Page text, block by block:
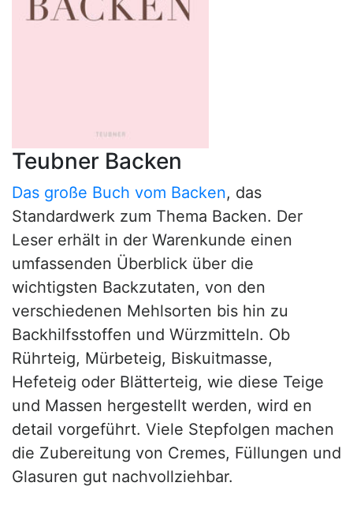
Teubner Backen
Das große Buch vom Backen, das
Standardwerk zum Thema Backen. Der
Leser erhält in der Warenkunde einen
umfassenden Überblick über die
wichtigsten Backzutaten, von den
verschiedenen Mehlsorten bis hin zu
Backhilfsstoffen und Würzmitteln. Ob
Rührteig, Mürbeteig, Biskuitmasse,
Hefeteig oder Blätterteig, wie diese Teige
und Massen hergestellt werden, wird en
detail vorgeführt. Viele Stepfolgen machen
die Zubereitung von Cremes, Füllungen und
Glasuren gut nachvollziehbar.